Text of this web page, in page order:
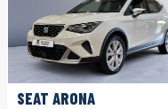
SEAT ARONA